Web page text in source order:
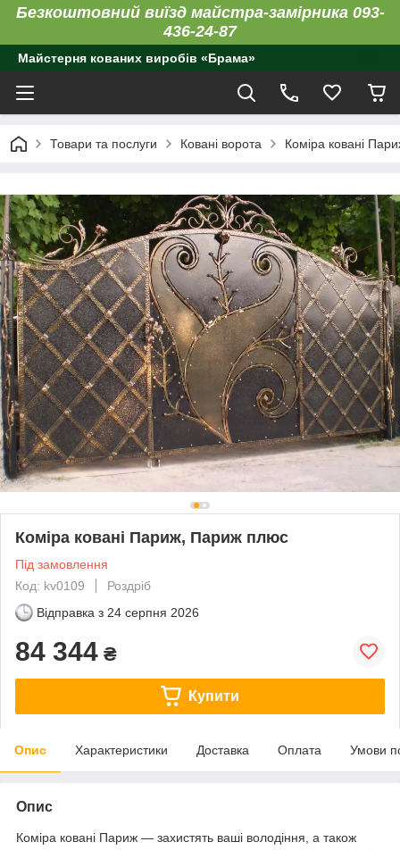
Безкоштовний виїзд майстра-замірника 093-
436-24-87
Майстерня кованих виробів «Брама»
Товари та послуги Ковані ворота Коміра ковані
Коміра ковані Париж, Париж плюс
Під замовлення
Код: kv0109
Роздріб
Відправка з 24 серпня 2026
84 344 ₴
Купити
Опис Характеристики Доставка Оплата Умови
Опис
Коміра ковані Париж — захистять ваші володіння, а також